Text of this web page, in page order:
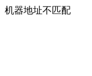
机器地址不匹配